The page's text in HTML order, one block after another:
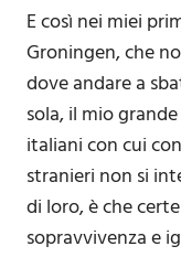
E così nei miei
Groningen, che
dove andare a
sola, il mio
italiani con cui
stranieri non si
di loro, è che
sopravvivenza e